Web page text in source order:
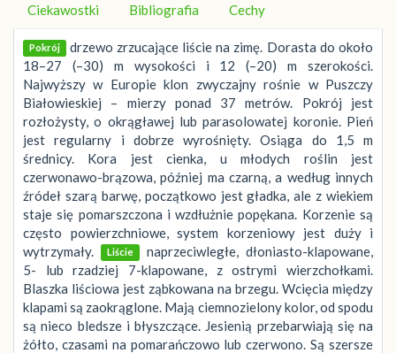
Ciekawostki Bibliografia Cechy
Pokrój drzewo zrzucające liście na zimę. Dorasta do około
18–27 (–30) m wysokości i 12 (–20) m szerokości.
Najwyższy w Europie klon zwyczajny rośnie w Puszczy
Białowieskiej – mierzy ponad 37 metrów. Pokrój jest
rozłożysty, o okrągławej lub parasolowatej koronie. Pień
jest regularny i dobrze wyrośnięty. Osiąga do 1,5 m
średnicy. Kora jest cienka, u młodych roślin jest
czerwonawo-brązowa, później ma czarną, a według innych
źródeł szarą barwę, początkowo jest gładka, ale z wiekiem
staje się pomarszczona i wzdłużnie popękana. Korzenie są
często powierzchniowe, system korzeniowy jest duży i
wytrzymały.
Liście naprzeciwległe, dłoniasto-klapowane,
5- lub rzadziej 7-klapowane, z ostrymi wierzchołkami.
Blaszka liściowa jest ząbkowana na brzegu. Wcięcia między
klapami są zaokrąglone. Mają ciemnozielony kolor, od spodu
są nieco bledsze i błyszczące. Jesienią przebarwiają się na
żółto, czasami na pomarańczowo lub czerwono. Są szersze